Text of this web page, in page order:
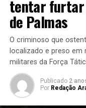
tentar furtar
de Palmas
O criminoso que
localizado e preso
militares da Força
Publicado 2
Por Redação